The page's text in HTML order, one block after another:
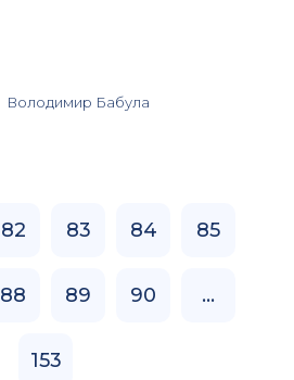
Володимир Бабула
82 83 84 85
88 89 90 ...
153